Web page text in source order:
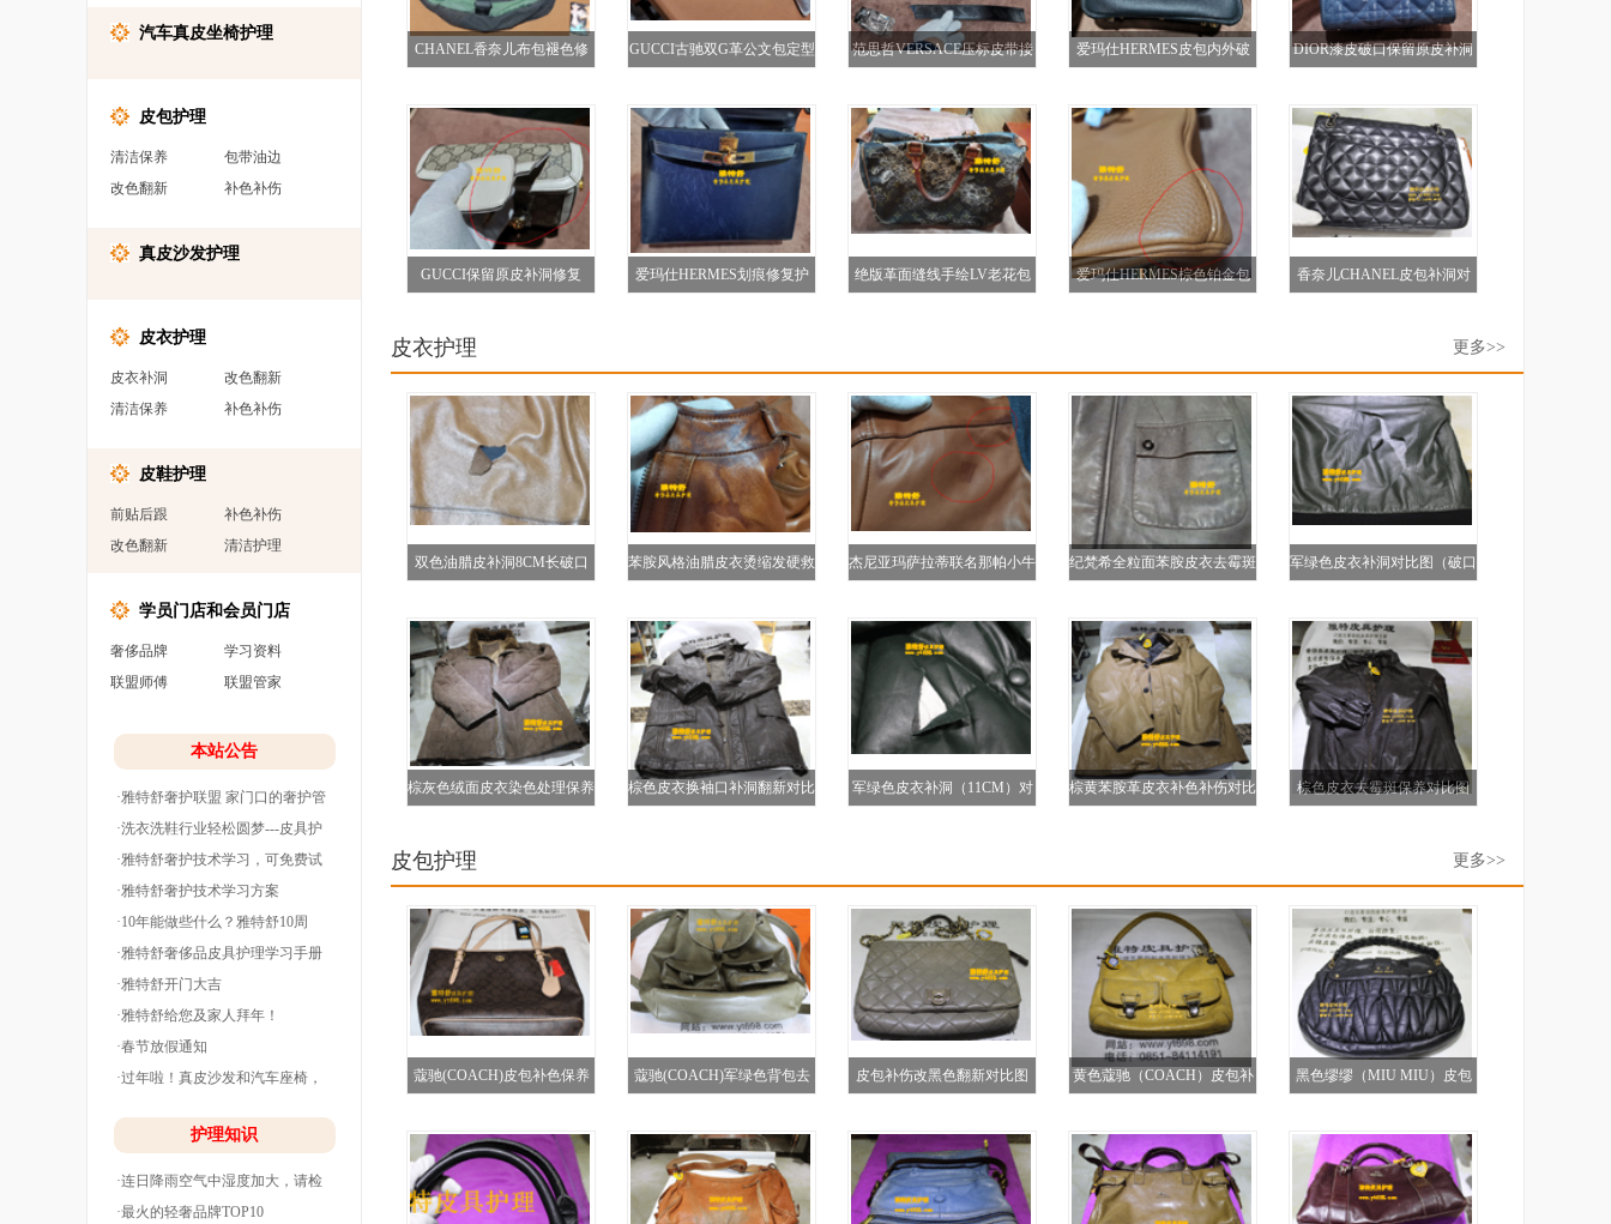
汽车真皮坐椅护理
皮包护理
清洁保养
包带油边
改色翻新
补色补伤
真皮沙发护理
皮衣护理
皮衣补洞
改色翻新
清洁保养
补色补伤
皮鞋护理
前贴后跟
补色补伤
改色翻新
清洁护理
学员门店和会员门店
奢侈品牌
学习资料
联盟师傅
联盟管家
本站公告
·雅特舒奢护联盟 家门口的奢护管
家
·洗衣洗鞋行业轻松圆梦---皮具护
理
·雅特舒奢护技术学习，可免费试
学并分期付款
·雅特舒奢护技术学习方案
·10年能做些什么？雅特舒10周
年。
·雅特舒奢侈品皮具护理学习手册
·雅特舒开门大吉
·雅特舒给您及家人拜年！
·春节放假通知
·过年啦！真皮沙发和汽车座椅，
护理知识
·连日降雨空气中湿度加大，请检
查下你的皮衣
·最火的轻奢品牌TOP10
CHANEL香奈儿布包褪色修 GUCCI古驰双G革公文包定型 范思哲VERSACE压标皮带接 爱玛仕HERMES皮包内外破 DIOR漆皮破口保留原皮补洞
GUCCI保留原皮补洞修复 爱玛仕HERMES划痕修复护 绝版革面缝线手绘LV老花包 爱玛仕HERMES棕色铂金包 香奈儿CHANEL皮包补洞对
皮衣护理 更多>>
双色油腊皮补洞8CM长破口 苯胺风格油腊皮衣烫缩发硬救 杰尼亚玛萨拉蒂联名那帕小牛 纪梵希全粒面苯胺皮衣去霉斑 军绿色皮衣补洞对比图（破口
棕灰色绒面皮衣染色处理保养 棕色皮衣换袖口补洞翻新对比 军绿色皮衣补洞（11CM）对 棕黄苯胺革皮衣补色补伤对比 棕色皮衣去霉斑保养对比图
皮包护理 更多>>
蔻驰(COACH)皮包补色保养 蔻驰(COACH)军绿色背包去 皮包补伤改黑色翻新对比图 黄色蔻驰（COACH）皮包补 黑色缪缪（MIU MIU）皮包